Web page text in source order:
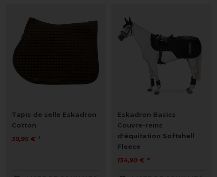
Tapis de selle Eskadron
Cotton
39,95 € *
Eskadron Basics
Couvre-reins
d'équitation Softshell
Fleece
134,90 € *